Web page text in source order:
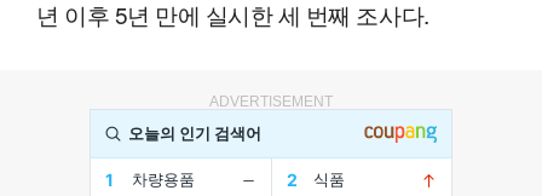
년 이후 5년 만에 실시한 세 번째 조사다.
ADVERTISEMENT